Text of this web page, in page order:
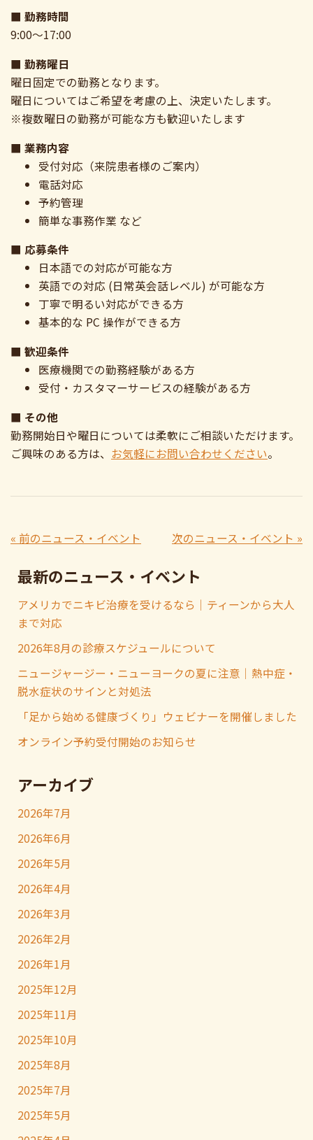
■ 勤務時間
9:00〜17:00
■ 勤務曜日
曜日固定での勤務となります。
曜日についてはご希望を考慮の上、決定いたします。
※複数曜日の勤務が可能な方も歓迎いたします
■ 業務内容
受付対応（来院患者様のご案内）
電話対応
予約管理
簡単な事務作業 など
■ 応募条件
日本語での対応が可能な方
英語での対応 (日常英会話レベル) が可能な方
丁寧で明るい対応ができる方
基本的な PC 操作ができる方
■ 歓迎条件
医療機関での勤務経験がある方
受付・カスタマーサービスの経験がある方
■ その他
勤務開始日や曜日については柔軟にご相談いただけます。
ご興味のある方は、 お気軽にお問い合わせください。
« 前のニュース・イベント 次のニュース・イベント »
最新のニュース・イベント
アメリカでニキビ治療を受けるなら｜ティーンから大人
まで対応
2026年8月の診療スケジュールについて
ニュージャージー・ニューヨークの夏に注意｜熱中症・
脱水症状のサインと対処法
「足から始める健康づくり」ウェビナーを開催しました
オンライン予約受付開始のお知らせ
アーカイブ
2026年7月
2026年6月
2026年5月
2026年4月
2026年3月
2026年2月
2026年1月
2025年12月
2025年11月
2025年10月
2025年8月
2025年7月
2025年5月